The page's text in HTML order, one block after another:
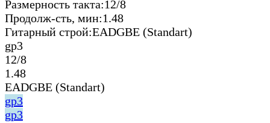
Размерность такта:12/8
Продолж-сть, мин:1.48
Гитарный строй:EADGBE (Standart)
gp3
12/8
1.48
EADGBE (Standart)
gp3
gp3